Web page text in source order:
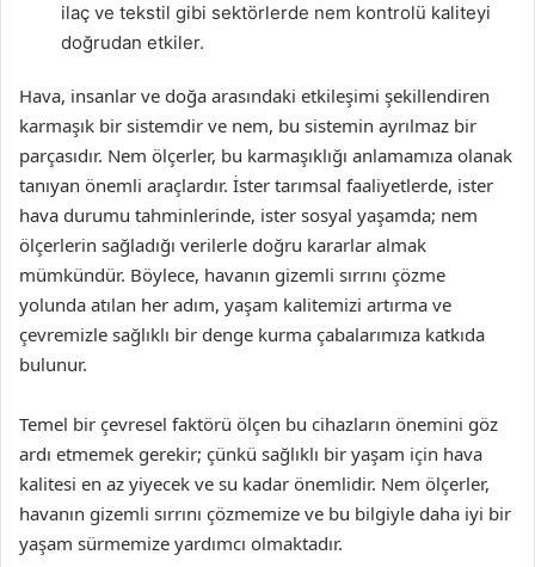
ilaç ve tekstil gibi sektörlerde nem kontrolü kaliteyi
doğrudan etkiler.
Hava, insanlar ve doğa arasındaki etkileşimi şekillendiren
karmaşık bir sistemdir ve nem, bu sistemin ayrılmaz bir
parçasıdır. Nem ölçerler, bu karmaşıklığı anlamamıza olanak
tanıyan önemli araçlardır. İster tarımsal faaliyetlerde, ister
hava durumu tahminlerinde, ister sosyal yaşamda; nem
ölçerlerin sağladığı verilerle doğru kararlar almak
mümkündür. Böylece, havanın gizemli sırrını çözme
yolunda atılan her adım, yaşam kalitemizi artırma ve
çevremizle sağlıklı bir denge kurma çabalarımıza katkıda
bulunur.
Temel bir çevresel faktörü ölçen bu cihazların önemini göz
ardı etmemek gerekir; çünkü sağlıklı bir yaşam için hava
kalitesi en az yiyecek ve su kadar önemlidir. Nem ölçerler,
havanın gizemli sırrını çözmemize ve bu bilgiyle daha iyi bir
yaşam sürmemize yardımcı olmaktadır.